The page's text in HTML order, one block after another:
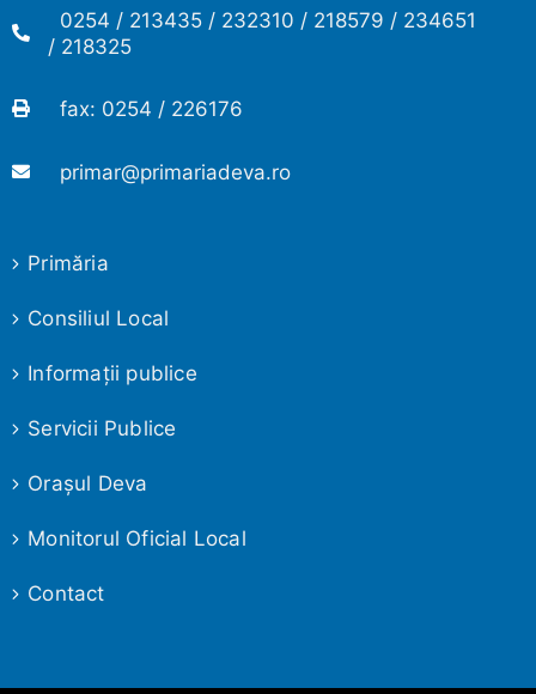
0254 / 213435 / 232310 / 218579 / 234651
/ 218325
fax: 0254 / 226176
primar@primariadeva.ro
Primăria
Consiliul Local
Informaţii publice
Servicii Publice
Oraşul Deva
Monitorul Oficial Local
Contact